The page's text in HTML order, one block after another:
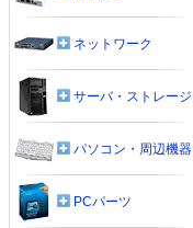
ネットワーク
サーバ・ストレージ
パソコン・周辺機器
PCパーツ